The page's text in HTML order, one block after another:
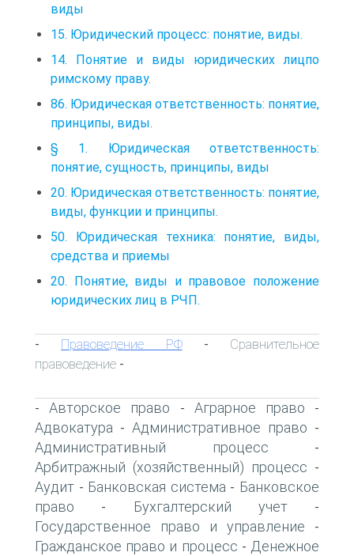
виды
15. Юридический процесс: понятие, виды.
14. Понятие и виды юридических лицпо
римскому праву.
86. Юридическая ответственность: понятие,
принципы, виды.
§ 1. Юридическая ответственность:
понятие, сущность, принципы, виды
20. Юридическая ответственность: понятие,
виды, функции и принципы.
50. Юридическая техника: понятие, виды,
средства и приемы
20. Понятие, виды и правовое положение
юридических лиц в РЧП.
- Правоведение РФ- Сравнительное
правоведение -
-Авторское право - Аграрное право -
Адвокатура - Административное право -
Административный процесс -
Арбитражный (хозяйственный) процесс -
Аудит - Банковская система - Банковское
право - Бухгалтерский учет-
Государственное право и управление -
Гражданское право и процесс - Денежное